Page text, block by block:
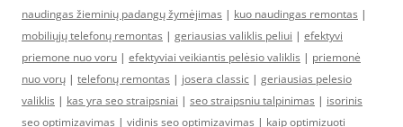
naudingas žieminių padangų žymėjimas | kuo naudingas remontas |
mobiliųjų telefonų remontas | geriausias valiklis peliui | efektyvi
priemone nuo voru | efektyviai veikiantis pelėsio valiklis | priemonė
nuo vorų | telefonų remontas | josera classic | geriausias pelesio
valiklis | kas yra seo straipsniai | seo straipsniu talpinimas | isorinis
seo optimizavimas | vidinis seo optimizavimas | kaip optimizuoti